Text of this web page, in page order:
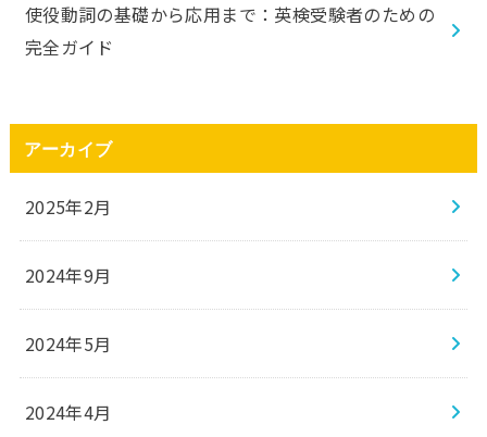
使役動詞の基礎から応用まで：英検受験者のための
完全ガイド
アーカイブ
2025年2月
2024年9月
2024年5月
2024年4月